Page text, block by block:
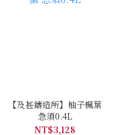
【及甚鑄造所】柚子楓葉
急須0.4L
NT$3,128